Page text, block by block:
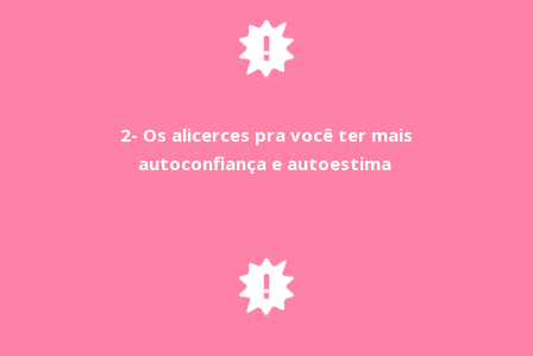
2- Os alicerces pra você ter mais
autoconfiança e autoestima